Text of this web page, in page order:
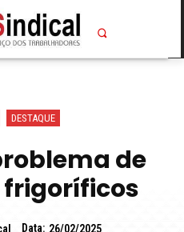
DESTAQUE
de
frigoríficos
Data: 26/02/2025